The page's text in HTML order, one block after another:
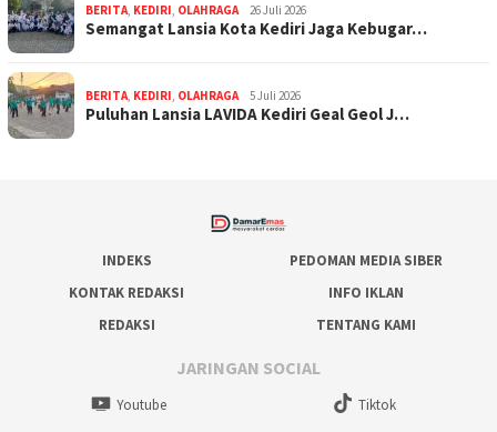
BERITA, KEDIRI, OLAHRAGA 26 Juli 2026
Semangat Lansia Kota Kediri Jaga Kebugar…
BERITA, KEDIRI, OLAHRAGA 5 Juli 2026
Puluhan Lansia LAVIDA Kediri Geal Geol J…
INDEKS
PEDOMAN MEDIA SIBER
KONTAK REDAKSI
INFO IKLAN
REDAKSI
TENTANG KAMI
JARINGAN SOCIAL
Youtube Tiktok